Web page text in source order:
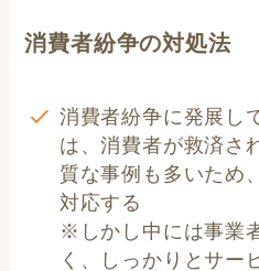
消費者紛争の対処法
消費者紛争に発展し
は、消費者が救済さ
質な事例も多いため
対応する
※しかし中には事業
く、しっかりとサー